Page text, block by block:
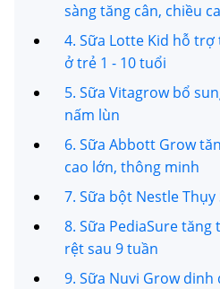
sàng tăng cân, chiều
4. Sữa Lotte Kid hỗ
ở trẻ 1 - 10 tuổi
5. Sữa Vitagrow bổ
nấm lùn
6. Sữa Abbott Grow
cao lớn, thông minh
7. Sữa bột Nestle
8. Sữa PediaSure
rệt sau 9 tuần
9. Sữa Nuvi Grow